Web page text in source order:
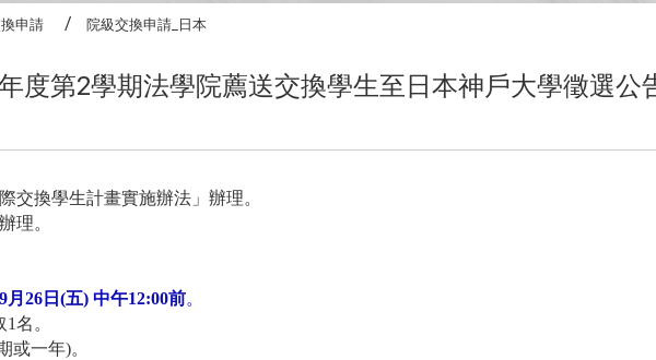
申請 院級交換申請_日本
度第2學期法學院薦送交換學生至日本神戶大學徵選公
交換學生計畫實施辦法」辦理。
理。
9月 26 日 (五) 中午12:00前。
1名。
或一年)。